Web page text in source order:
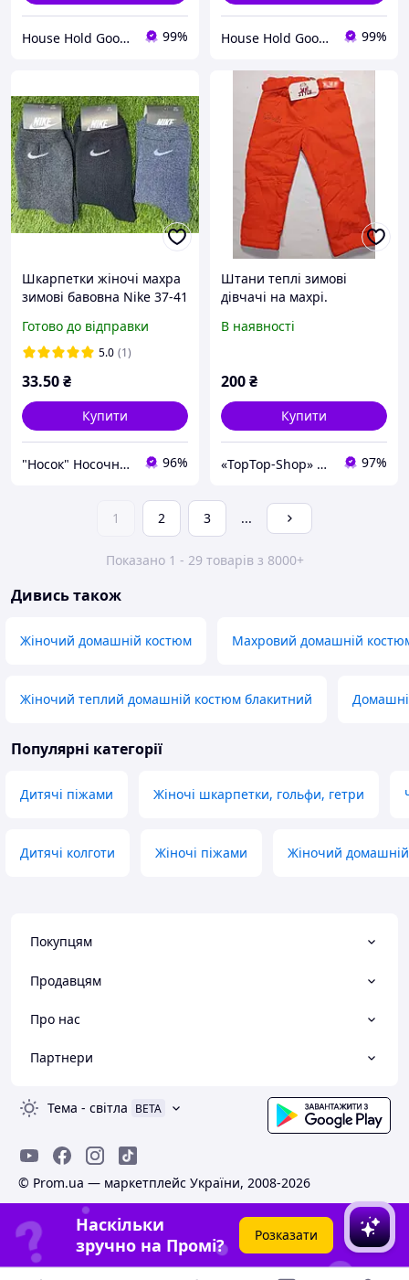
House Hold Goods 99% House Hold Goods 99%
Шкарпетки жіночі махра
зимові бавовна Nike 37-41
Готово до відправки
5.0 (1)
33.50₴
Купити
"Носок" Носочно-чулочні вироби 96%
Штани теплі зимові
дівчачі на махрі.
В наявності
200₴
Купити
«TopTop-Shop» магазин детской одежды 97%
1 2 3 ...
Показано 1 - 29 товарів з 8000+
Дивись також
Жіночий домашній костюм Махровий домашній
Жіночий теплий домашній костюм блакитний
Популярні категорії
Дитячі піжами Жіночі шкарпетки, гольфи, гетри
Дитячі колготи Жіночі піжами Жіночий
Покупцям
Продавцям
Про нас
Партнери
Тема - світла BETA
© Prom.ua — маркетплейс України, 2008-2026
Наскільки
зручно на Промі?
Розказати